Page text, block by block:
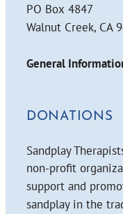
PO Box 4847
Walnut Creek, CA
General
DONATIONS
Sandplay
non-profit
support and
sandplay in the